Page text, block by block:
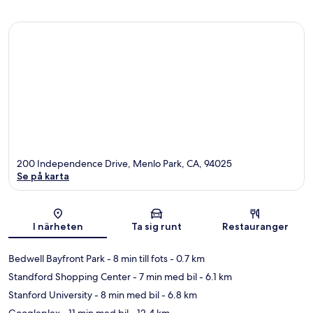
Karta
200 Independence Drive, Menlo Park, CA, 94025
Se på karta
I närheten Ta sig runt Restauranger
Bedwell Bayfront Park- 8 min till fots- 0.7 km
Standford Shopping Center- 7 min med bil- 6.1 km
Stanford University- 8 min med bil- 6.8 km